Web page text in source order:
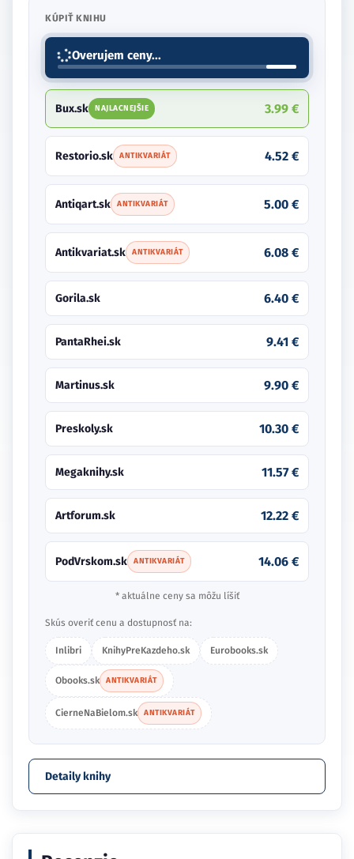
KÚPIŤ KNIHU
Overujem ceny...
Bux.sk NAJLACNEJŠIE 3.99 €
Restorio.sk ANTIKVARIÁT 4.52 €
Antiqart.sk ANTIKVARIÁT 5.00 €
Antikvariat.sk ANTIKVARIÁT 6.08 €
Gorila.sk 6.40 €
PantaRhei.sk 9.41 €
Martinus.sk 9.90 €
Preskoly.sk 10.30 €
Megaknihy.sk 11.57 €
Artforum.sk 12.22 €
PodVrskom.sk ANTIKVARIÁT 14.06 €
* aktuálne ceny sa môžu líšiť
Skús overiť cenu a dostupnosť na:
Inlibri KnihyPreKazdeho.sk Eurobooks.sk
Obooks.sk ANTIKVARIÁT
CierneNaBielom.sk ANTIKVARIÁT
Detaily knihy